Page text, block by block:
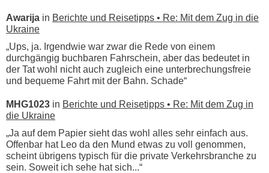
Awarija in Berichte und Reisetipps • Re: Mit dem Zug in die
Ukraine
„Ups, ja. Irgendwie war zwar die Rede von einem
durchgängig buchbaren Fahrschein, aber das bedeutet in
der Tat wohl nicht auch zugleich eine unterbrechungsfreie
und bequeme Fahrt mit der Bahn. Schade“
MHG1023 in Berichte und Reisetipps • Re: Mit dem Zug in
die Ukraine
„Ja auf dem Papier sieht das wohl alles sehr einfach aus.
Offenbar hat Leo da den Mund etwas zu voll genommen,
scheint übrigens typisch für die private Verkehrsbranche zu
sein. Soweit ich sehe hat sich...“